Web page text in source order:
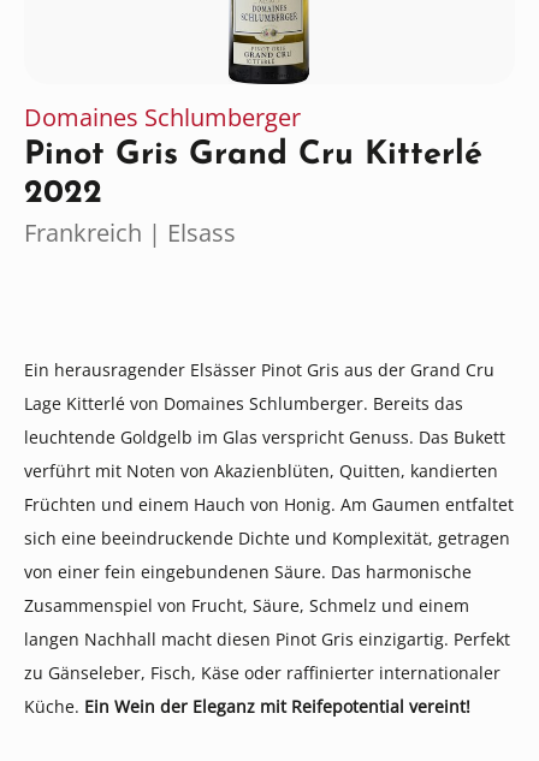
Domaines Schlumberger
Pinot Gris Grand Cru Kitterlé
2022
Frankreich | Elsass
Ein herausragender Elsässer Pinot Gris aus der Grand Cru
Lage Kitterlé von Domaines Schlumberger. Bereits das
leuchtende Goldgelb im Glas verspricht Genuss. Das Bukett
verführt mit Noten von Akazienblüten, Quitten, kandierten
Früchten und einem Hauch von Honig. Am Gaumen entfaltet
sich eine beeindruckende Dichte und Komplexität, getragen
von einer fein eingebundenen Säure. Das harmonische
Zusammenspiel von Frucht, Säure, Schmelz und einem
langen Nachhall macht diesen Pinot Gris einzigartig. Perfekt
zu Gänseleber, Fisch, Käse oder raffinierter internationaler
Küche. Ein Wein der Eleganz mit Reifepotential vereint!